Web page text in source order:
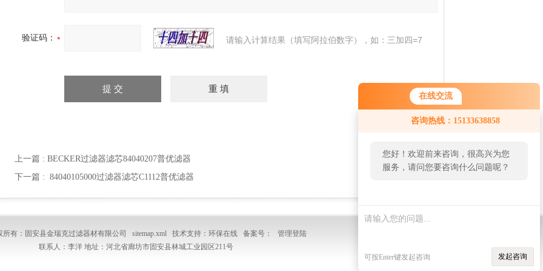
在线交流
咨询热线：15133638858
您好！欢迎前来咨询，很高兴为您
服务，请问您要咨询什么问题呢？
可按Enter键发起咨询 发起咨询
验证码： 请输入计算结果（填写阿拉伯数字），如：三加四=7
上一篇 : BECKER过滤器滤芯84040207普优滤器
下一篇 : 84040105000过滤器滤芯C1112普优滤器
所有：固安县金瑞克过滤器材有限公司 sitemap.xml 技术支持： 环保在线 备案号：
管理登陆
联系人：李洋 地址：河北省廊坊市固安县林城工业园区211号